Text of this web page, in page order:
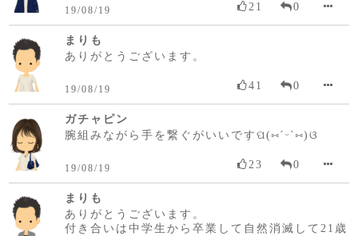
19/08/19 21 0
まりも
ありがとうございます。
19/08/19 41 0
ガチャピン
腕組みながら手を繋ぐがいいですପ(⑅ˊᵕˋ⑅)ଓ
19/08/19 23 0
まりも
ありがとうございます。
付き合いは中学生から卒業して自然消滅して21歳